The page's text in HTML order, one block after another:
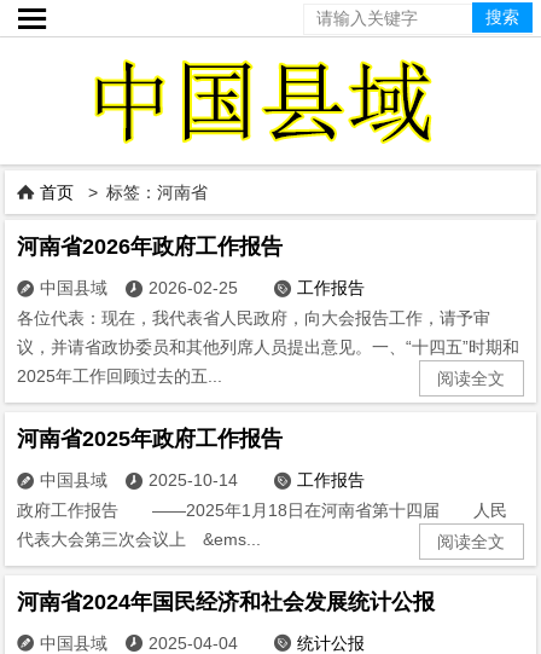

 首页 > 标签：河南省
河南省2026年政府工作报告
 中国县域  2026-02-25  工作报告
各位代表：现在，我代表省人民政府，向大会报告工作，请予审
议，并请省政协委员和其他列席人员提出意见。一、“十四五”时期和
2025年工作回顾过去的五...
阅读全文
河南省2025年政府工作报告
 中国县域  2025-10-14  工作报告
政府工作报告 ——2025年1月18日在河南省第十四届 人民
代表大会第三次会议上 &ems...
阅读全文
河南省2024年国民经济和社会发展统计公报
 中国县域  2025-04-04  统计公报